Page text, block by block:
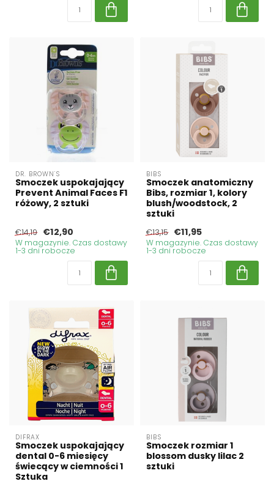
DR. BROWN'S
Smoczek uspokajający
Prevent Animal Faces F1
różowy, 2 sztuki
€14,19 €12,90
W magazynie. Czas dostawy
1-3 dni robocze
BIBS
Smoczek anatomiczny
Bibs, rozmiar 1, kolory
blush/woodstock, 2
sztuki
€13,15 €11,95
W magazynie. Czas dostawy
1-3 dni robocze
DIFRAX
Smoczek uspokajający
dental 0-6 miesięcy
świecący w ciemności 1
Sztuka
BIBS
Smoczek rozmiar 1
blossom dusky lilac 2
sztuki